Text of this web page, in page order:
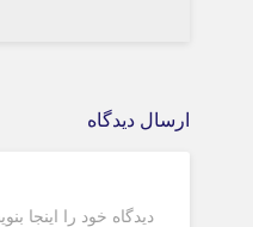
ارسال دیدگاه
دیدگاه خود را اینجا